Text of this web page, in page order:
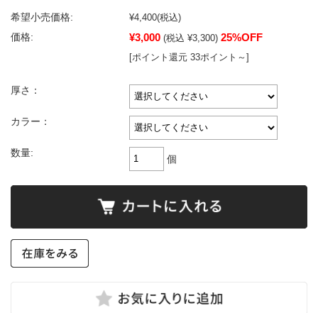
希望小売価格: ¥4,400(税込)
価格:
¥3,000 (税込 ¥3,300) 25%OFF
[ポイント還元 33ポイント～]
厚さ：
カラー：
数量:
個